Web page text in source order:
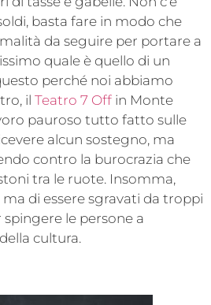
basta fare in modo che
da seguire per portare a
quale è quello di un
perché noi abbiamo
il Teatro 7 Off in Monte
pauroso tutto fatto sulle
alcun sostegno, ma
contro la burocrazia che
tra le ruote. Insomma,
di essere sgravati da troppi
le persone a
cultura.